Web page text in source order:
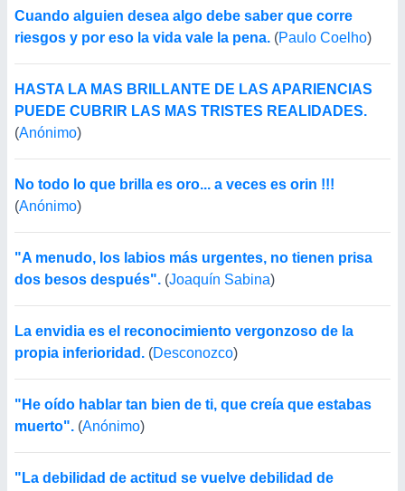
Cuando alguien desea algo debe saber que corre
riesgos y por eso la vida vale la pena. (Paulo Coelho)
HASTA LA MAS BRILLANTE DE LAS APARIENCIAS
PUEDE CUBRIR LAS MAS TRISTES REALIDADES.
(Anónimo)
No todo lo que brilla es oro... a veces es orin !!!
(Anónimo)
"A menudo, los labios más urgentes, no tienen prisa
dos besos después". (Joaquín Sabina)
La envidia es el reconocimiento vergonzoso de la
propia inferioridad. (Desconozco)
"He oído hablar tan bien de ti, que creía que estabas
muerto". (Anónimo)
"La debilidad de actitud se vuelve debilidad de